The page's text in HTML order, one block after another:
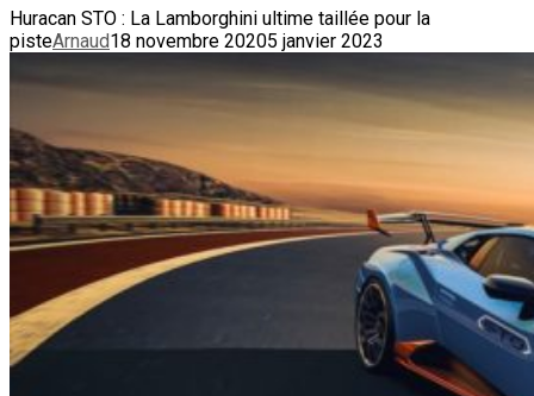
Huracan STO : La Lamborghini ultime taillée pour la
pisteArnaud18 novembre 20205 janvier 2023